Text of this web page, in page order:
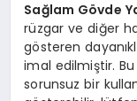
Sağlam Gövde
rüzgar ve diğer
gösteren
imal edilmiştir.
sorunsuz bir